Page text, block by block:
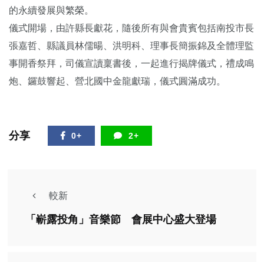
的永續發展與繁榮。
儀式開場，由許縣長獻花，隨後所有與會貴賓包括南投市長
張嘉哲、縣議員林儒暘、洪明科、理事長簡振錦及全體理監
事開香祭拜，司儀宣讀稟書後，一起進行揭牌儀式，禮成鳴
炮、鑼鼓響起、營北國中金龍獻瑞，儀式圓滿成功。
分享 0+ 2+
較新
「嶄露投角」音樂節 會展中心盛大登場